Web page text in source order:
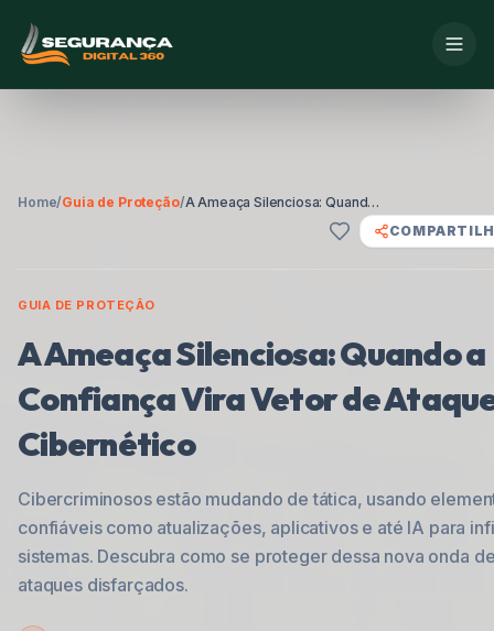
Home/Guia de Proteção/
A Ameaça Silenciosa: Quando a Confiança Vira Vetor de Ataque Cibernético
GUIA DE PROTEÇÃO
A Ameaça Silenciosa: Quando a
Confiança Vira Vetor de
Cibernético
Cibercriminosos estão mudando de tática, usando
confiáveis como atualizações, aplicativos e até IA para
sistemas. Descubra como se proteger dessa nova onda
ataques disfarçados.